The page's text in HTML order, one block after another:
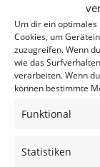
Um dir ein optimales
Cookies, um
zuzugreifen. Wenn
wie das
verarbeiten. Wenn
können bestimmte
Funktional
Statistiken